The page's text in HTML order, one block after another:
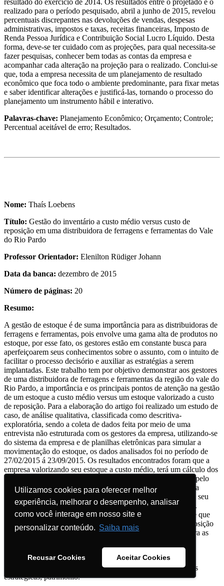
Utilizamos cookies para oferecer melhor
experiência, melhorar o desempenho, analisar
como você interage em nosso site e
personalizar conteúdo. Saiba mais
Recusar Cookies Aceitar Cookies
Utilizamos cookies para oferecer melhor
experiência, melhorar o desempenho, analisar
como você interage em nosso site e
personalizar conteúdo. Saiba mais
Recusar Cookies Aceitar Cookies
realizado para o período pesquisado, abril a junho de 2015, revelou
percentuais discrepantes nas devoluções de vendas, despesas
administrativas, impostos e taxas, receitas financeiras, Imposto de
Renda Pessoa Jurídica e Contribuição Social Lucro Líquido. Desta
forma, deve-se ter cuidado com as projeções, para qual necessita-se
fazer pesquisas, conhecer bem todas as contas da empresa e
acompanhar cada alteração na projeção para o realizado. Conclui-se
que, toda a empresa necessita de um planejamento de resultado
econômico que foca todo o ambiente predominante, para fixar metas
e saber identificar alterações e justificá-las, tornando o processo do
planejamento um instrumento hábil e interativo.
Palavras-chave: Planejamento Econômico; Orçamento; Controle;
Percentual aceitável de erro; Resultados.
Nome: Thaís Loebens
Título: Gestão do inventário a custo médio versus custo de
reposição em uma distribuidora de ferragens e ferramentas do Vale
do Rio Pardo
Professor Orientador: Elenilton Rüdiger Johann
Data da banca: dezembro de 2015
Número de páginas: 20
Resumo:
A gestão de estoque é de suma importância para as distribuidoras de
ferragens e ferramentas, pois envolve uma gama alta de produtos no
estoque, por esse fato, os gestores estão em constante busca para
aperfeiçoarem seus conhecimentos sobre o assunto, com o intuito de
facilitar o processo decisório e auxiliar as estratégias a serem
implantadas. Este trabalho tem por objetivo demonstrar aos gestores
de uma distribuidora de ferragens e ferramentas da região do vale do
Rio Pardo, a importância e os principais pontos de atenção na gestão
de um estoque a custo médio versus um estoque valorizado a custo
de reposição. Para a elaboração do artigo foi realizado um estudo de
caso, de análise qualitativa, classificada como descritiva-
exploratória, sendo a coleta de dados feita por meio de uma
entrevista não estruturada com os gestores da empresa, utilizando-se
do sistema da empresa e de planilhas eletrônicas para simular a
movimentação do estoque, os dados analisados foi no período de
27/02/2015 á 23/09/2015. Os resultados encontrados foram que a
empresa valorizando seu estoque a custo médio, terá um cálculo dos
custos com aquisição inferiores do que se calculado os custo pelo
método de reposição. Notando que conforme for o cálculo da
variação do estoque a empresa poderá estar supervalorizando seu
estoque, ou estar com sua margem de contribuição distorcida.
Concluiu-se que a empresa necessita investir em um software que
controle o estoque tanto a custo médio quanto a custo de reposição
pois desta forma os gestores terão disponível informações para as
Palavras-chave:Distribuidora de ferragens e ferramentas;
inventário; estoque; custo médio; custo de reposição; decisões
estratégicas; patrimônio.